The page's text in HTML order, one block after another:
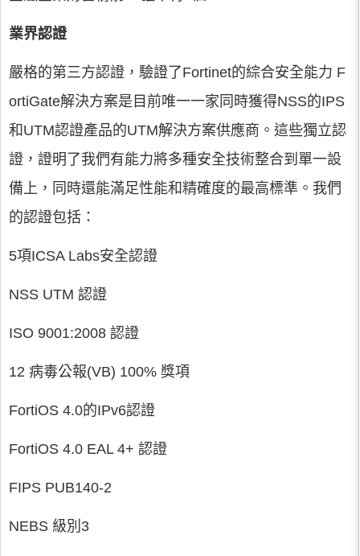
業界認證
嚴格的第三方認證，驗證了Fortinet的綜合安全能力 F
ortiGate解決方案是目前唯一一家同時獲得NSS的IPS
和UTM認證產品的UTM解決方案供應商。這些獨立認
證，證明了我們有能力將多種安全技術整合到單一設
備上，同時還能滿足性能和精確度的最高標準。我們
的認證包括：
5項ICSA Labs安全認證
NSS UTM 認證
ISO 9001:2008 認證
12 病毒公報(VB) 100% 獎項
FortiOS 4.0的IPv6認證
FortiOS 4.0 EAL 4+ 認證
FIPS PUB140-2
NEBS 級別3